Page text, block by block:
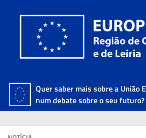
Quer saber mais sobre a União
num debate sobre o seu futuro?